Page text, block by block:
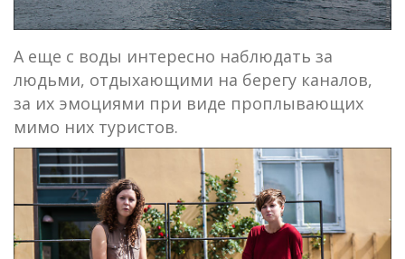
А еще с воды интересно наблюдать за
людьми, отдыхающими на берегу каналов,
за их эмоциями при виде проплывающих
мимо них туристов.